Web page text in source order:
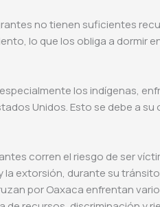
no tienen suficientes
lo que los obliga a dormir
los indígenas,
Unidos. Esto se debe a
corren el riesgo de ser
extorsión, durante su tránsito
por Oaxaca enfrentan